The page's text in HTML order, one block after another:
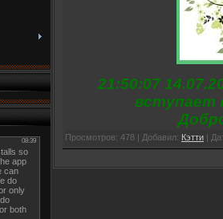
21:50:07
вступает
Просмотров: 478 | Добавил: Кэтти |